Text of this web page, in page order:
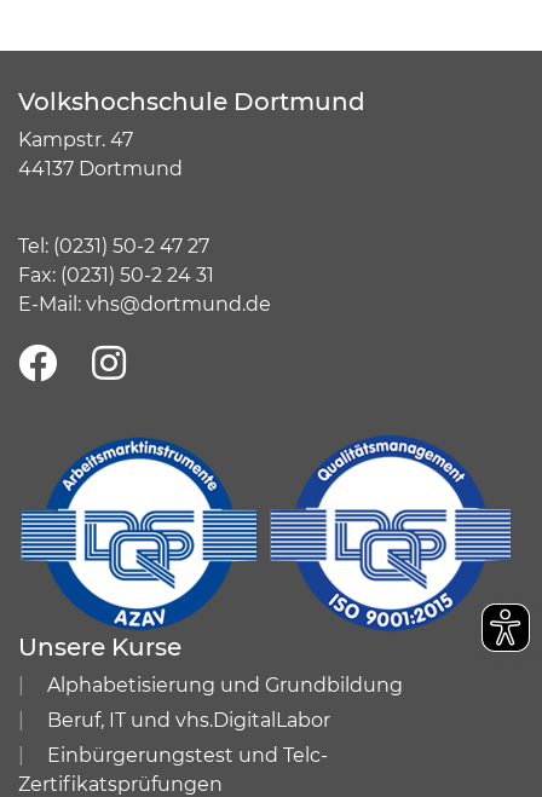
Volkshochschule Dortmund
Kampstr. 47
44137 Dortmund
Tel: (0231) 50-2 47 27
Fax: (0231) 50-2 24 31
E-Mail: vhs@dortmund.de
Unsere Kurse
Alphabetisierung und Grundbildung
Beruf, IT und vhs.DigitalLabor
Einbürgerungstest und Telc-
Zertifikatsprüfungen